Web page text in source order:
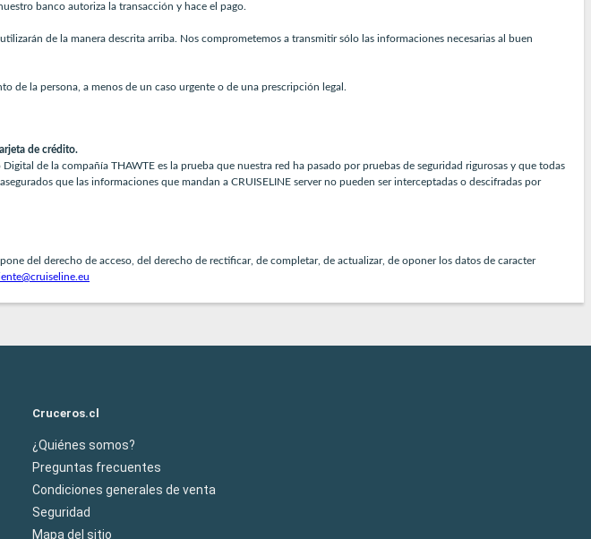
banco autoriza la transacción y hace el pago.
de la manera descrita arriba. Nos comprometemos a transmitir sólo las informaciones necesarias al buen
la persona, a menos de un caso urgente o de una prescripción legal.
de crédito.
de la compañía THAWTE es la prueba que nuestra red ha pasado por pruebas de seguridad rigurosas y que todas
que las informaciones que mandan a CRUISELINE server no pueden ser interceptadas o descifradas por
del derecho de acceso, del derecho de rectificar, de completar, de actualizar, de oponer los datos de caracter
Cruceros.cl
¿Quiénes somos?
Preguntas frecuentes
Condiciones generales de venta
Seguridad
Mapa del sitio